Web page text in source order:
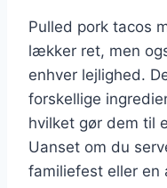
Pulled pork tacos
lækker ret, men
enhver lejlighed.
forskellige
hvilket gør dem til
Uanset om du
familiefest eller en